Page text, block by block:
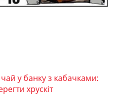
у банку з кабачками:
хрускіт